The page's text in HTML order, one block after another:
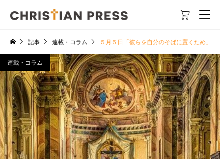

記事 連載・コラム ５月５日「彼らを自分のそばに置くため」
連載・コラム